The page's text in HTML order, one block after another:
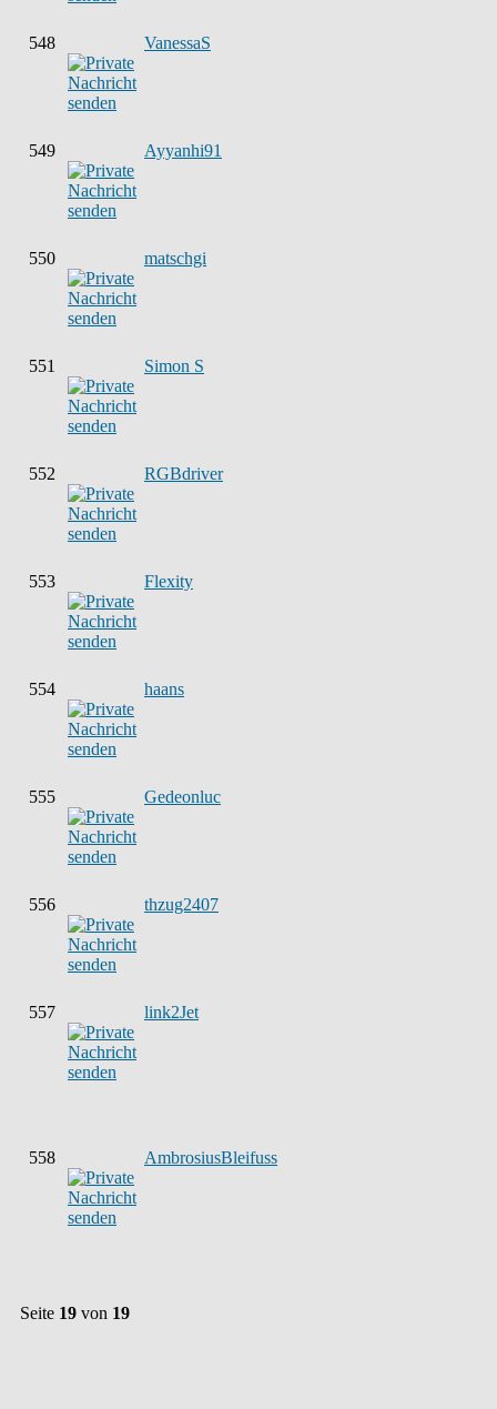
548 VanessaS
549 Ayyanhi91
550 matschgi
551 Simon S
552 RGBdriver
553 Flexity
554 haans
555 Gedeonluc
556 thzug2407
557 link2Jet
558 AmbrosiusBleifuss
Seite 19 von 19